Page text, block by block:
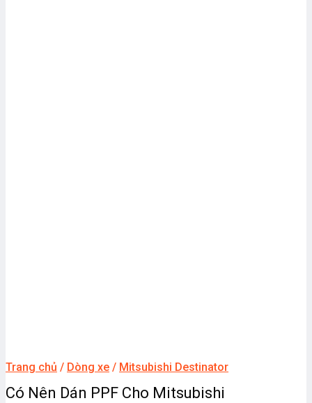
Trang chủ / Dòng xe / Mitsubishi Destinator
Có Nên Dán PPF Cho Mitsubishi